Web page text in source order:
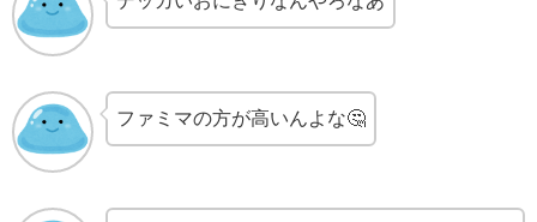
ファミマの方が高いんよな🤔